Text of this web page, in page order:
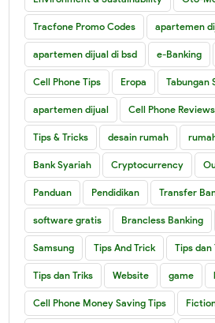
Tracfone Promo Codes apartemen
apartemen dijual di bsd e-Banking
Cell Phone Tips Eropa Tabungan
apartemen dijual Cell Phone Reviews
Tips & Tricks desain rumah
Bank Syariah Cryptocurrency
Panduan Pendidikan Transfer
software gratis Brancless Banking
Samsung Tips And Trick Tips
Tips dan Triks Website game
Cell Phone Money Saving Tips